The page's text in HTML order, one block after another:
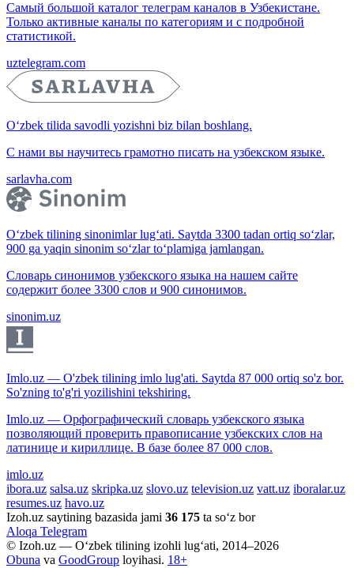
Самый большой каталог телеграм каналов в Узбекистане.
Только активные каналы по категориям и с подробной
статистикой.
uztelegram.com
O‘zbek tilida savodli yozishni biz bilan boshlang.
С нами вы научитесь грамотно писать на узбекском языке.
sarlavha.com
O‘zbek tilining sinonimlar lug‘ati. Saytda 3300 tadan ortiq so‘zlar,
900 ga yaqin sinonim so‘zlar to‘plamiga jamlangan.
Словарь синонимов узбекского языка на нашем сайте
содержит более 3300 слов и 900 синонимов.
sinonim.uz
Imlo.uz — O'zbek tilining imlo lug'ati. Saytda 87 000 ortiq so'z bor.
So'zning to'g'ri yozilishini tekshiring.
Imlo.uz — Орфографический словарь узбекского языка
позволяющий проверить правописание узбекских слов на
латинице и кириллице. В базе более 87 000 слов.
imlo.uz
ibora.uz salsa.uz skripka.uz slovo.uz television.uz vatt.uz iboralar.uz
resumes.uz havo.uz
Izoh.uz saytining bazasida jami 36 175 ta so‘z bor
Aloqa Telegram
© Izoh.uz — O‘zbek tilining izohli lug‘ati, 2014–2026
Obuna va GoodGroup loyihasi. 18+